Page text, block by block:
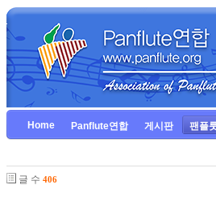
Home Panflute연합 게시판 팬플
글 수 406